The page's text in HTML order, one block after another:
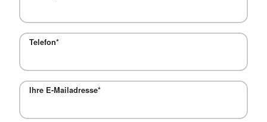
Telefon*
Ihre E-Mailadresse*